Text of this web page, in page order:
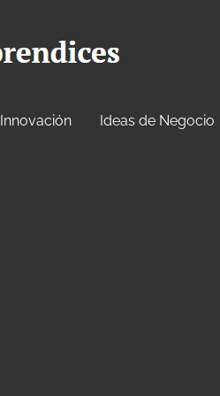
Innovación Ideas de Negocio